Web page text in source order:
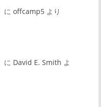
に offcamp5 より
に David E. Smith よ